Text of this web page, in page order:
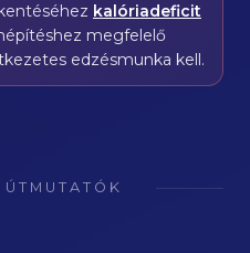
kalóriadeficit
megfelelő
edzésmunka kell.